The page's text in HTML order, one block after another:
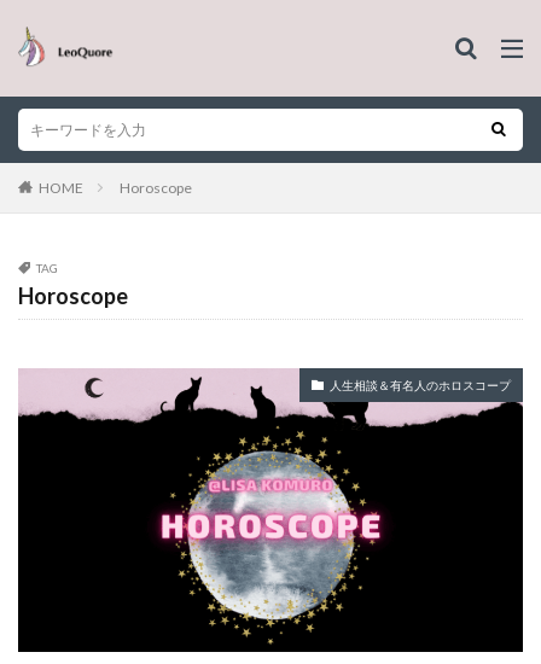
HOME Horoscope
TAG
Horoscope
人生相談＆有名人のホロスコープ